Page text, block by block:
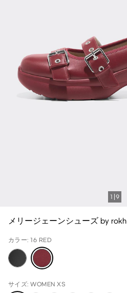
1 9
メリージェーンシューズ by rokh
カラー: 16 RED
サイズ: WOMEN XS